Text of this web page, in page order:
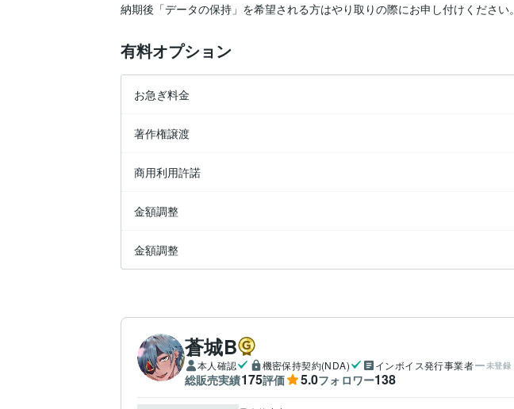
納期後「データの保持」を希望される方はやり取りの際にお申し付けください。
有料オプション
お急ぎ料金
著作権譲渡
商用利用許諾
金額調整
金額調整
蒼城B
本人確認 機密保持契約(NDA) インボイス発行事業者 未登録
総販売実績175評価 5.0フォロワー138